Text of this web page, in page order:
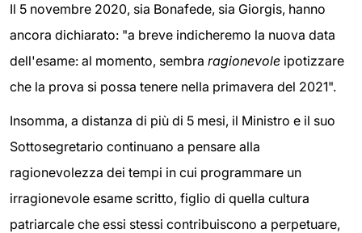
Il 5 novembre 2020, sia Bonafede, sia Giorgis, hanno
ancora dichiarato: "a breve indicheremo la nuova data
dell'esame: al momento, sembra ragionevole ipotizzare
che la prova si possa tenere nella primavera del 2021".
Insomma, a distanza di più di 5 mesi, il Ministro e il suo
Sottosegretario continuano a pensare alla
ragionevolezza dei tempi in cui programmare un
irragionevole esame scritto, figlio di quella cultura
patriarcale che essi stessi contribuiscono a perpetuare,